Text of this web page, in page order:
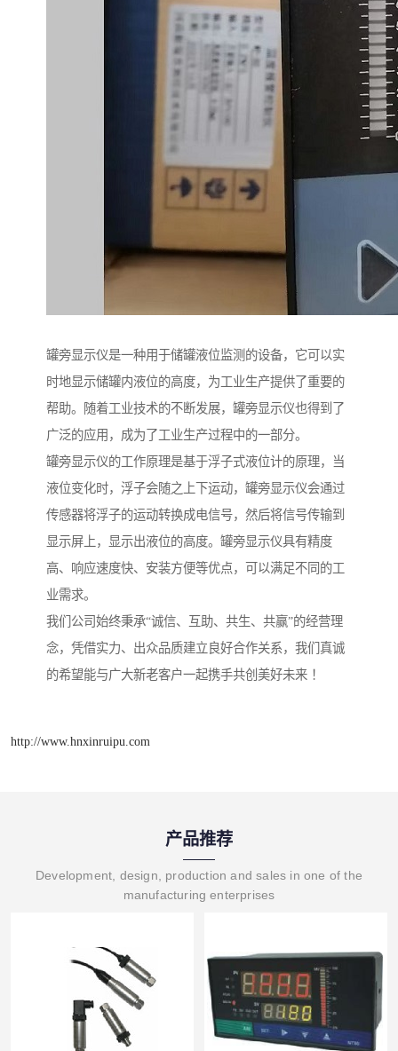
罐旁显示仪是一种用于储罐液位监测的设备，它可以实
时地显示储罐内液位的高度，为工业生产提供了重要的
帮助。随着工业技术的不断发展，罐旁显示仪也得到了
广泛的应用，成为了工业生产过程中的一部分。
罐旁显示仪的工作原理是基于浮子式液位计的原理，当
液位变化时，浮子会随之上下运动，罐旁显示仪会通过
传感器将浮子的运动转换成电信号，然后将信号传输到
显示屏上，显示出液位的高度。罐旁显示仪具有精度
高、响应速度快、安装方便等优点，可以满足不同的工
业需求。
我们公司始终秉承“诚信、互助、共生、共赢”的经营理
念，凭借实力、出众品质建立良好合作关系，我们真诚
的希望能与广大新老客户一起携手共创美好未来 ！
http://www.hnxinruipu.com
产品推荐
Development, design, production and sales in one of the
manufacturing enterprises